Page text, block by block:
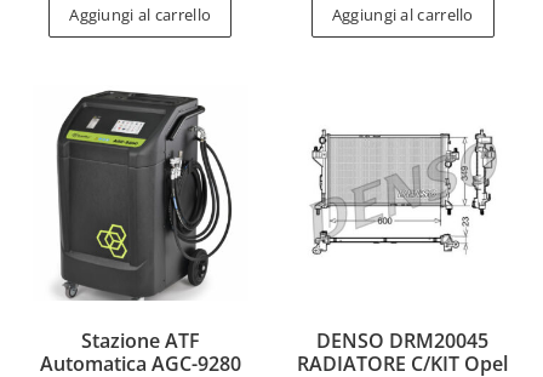
Aggiungi al carrello Aggiungi al carrello
Stazione ATF
Automatica AGC-9280
DENSO DRM20045
RADIATORE C/KIT Opel